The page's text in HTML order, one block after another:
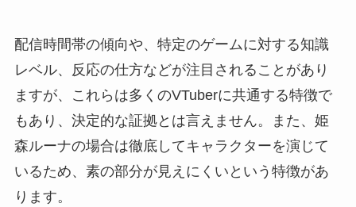
配信時間帯の傾向や、特定のゲームに対する知識
レベル、反応の仕方などが注目されることがあり
ますが、これらは多くのVTuberに共通する特徴で
もあり、決定的な証拠とは言えません。また、姫
森ルーナの場合は徹底してキャラクターを演じて
いるため、素の部分が見えにくいという特徴があ
ります。